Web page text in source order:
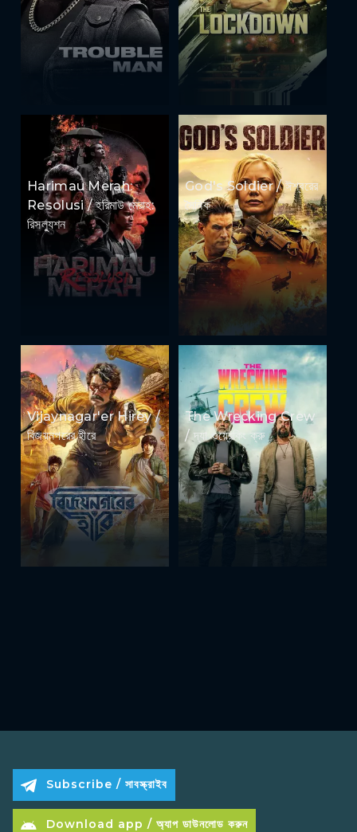
Harimau Merah:
Resolusi / হরিমাউ মেরাহ:
রিসল্যুশন
God's Soldier / ঈশ্বরের
সৈনিক
Vijaynagar'er Hirey /
বিজয়নগরের হীরে
The Wrecking Crew
/ দ্যা ওয়্রেকিং ক্রু
Subscribe / সাবস্ক্রাইব
Download app / অ্যাপ ডাউনলোড করুন